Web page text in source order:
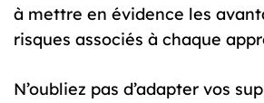
à mettre en évidence les
risques associés à chaque
N’oubliez pas d’adapter vos